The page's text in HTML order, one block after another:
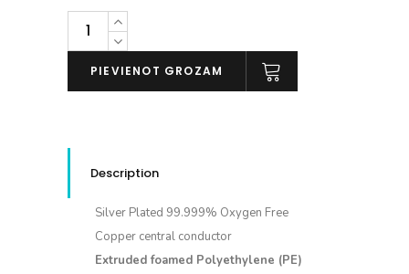
QED
Reference
Digital
Audio
PIEVIENOT GROZAM
Description
Silver Plated 99.999% Oxygen Free
Copper central conductor
Extruded foamed Polyethylene (PE)